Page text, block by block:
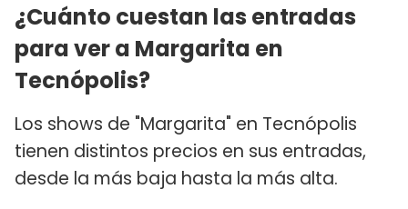
¿Cuánto cuestan las entradas
para ver a Margarita en
Tecnópolis?
Los shows de "Margarita" en Tecnópolis
tienen distintos precios en sus entradas,
desde la más baja hasta la más alta.